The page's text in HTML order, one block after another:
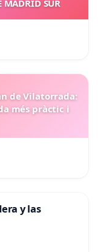
MADRID SUR
de Vilatorrada:
més pràctic i
y las